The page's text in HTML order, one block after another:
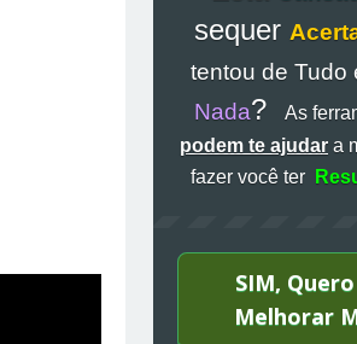
sequer
tentou de Tudo
Nada?
As
podem te ajudar a
fazer você ter
SIM,
Melhorar